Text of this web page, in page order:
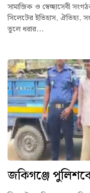
সামাজিক ও স্বেচ্ছাসেবী
সিলেটের ইতিহাস, ঐতিহ্য,
তুলে ধরার...
জকিগঞ্জে পুলিশকে